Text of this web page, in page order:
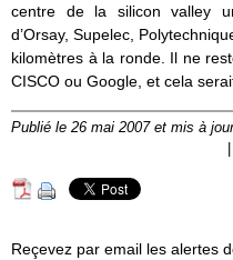
centre de la silicon valley
d’Orsay, Supelec,
kilomètres à la ronde. Il ne
CISCO ou Google, et cela
Publié le 26 mai 2007 et mis à
Reçevez par email les alertes